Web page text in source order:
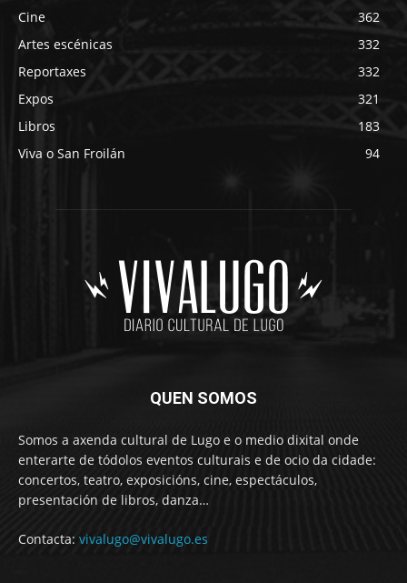
Cine
362
Artes escénicas
332
Reportaxes
332
Expos
321
Libros
183
Viva o San Froilán
94
QUEN SOMOS
Somos a axenda cultural de Lugo e o medio dixital onde
enterarte de tódolos eventos culturais e de ocio da cidade:
concertos, teatro, exposicións, cine, espectáculos,
presentación de libros, danza…
Contacta: vivalugo@vivalugo.es